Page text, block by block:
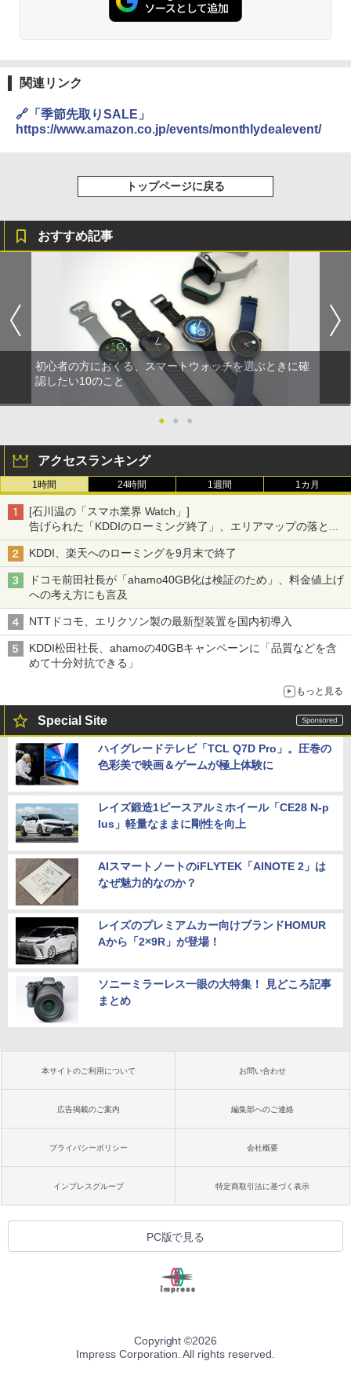
関連リンク
🔗「季節先取りSALE」
https://www.amazon.co.jp/events/monthlydealevent/
トップページに戻る
おすすめ記事
初心者の方におくる、スマートウォッチを選ぶときに確
認したい10のこと
● ● ●
アクセスランキング
1時間 24時間 1週間 1カ月
[石川温の「スマホ業界 Watch」]
告げられた「KDDIのローミング終了」、エリアマップの落とし
穴と楽天モバイルの課題
KDDI、楽天へのローミングを9月末で終了
ドコモ前田社長が「ahamo40GB化は検証のため」、料金値上げ
への考え方にも言及
NTTドコモ、エリクソン製の最新型装置を国内初導入
KDDI松田社長、ahamoの40GBキャンペーンに「品質などを含
めて十分対抗できる」
もっと見る
Special Site
ハイグレードテレビ「TCL Q7D Pro」。圧巻の
色彩美で映画＆ゲームが極上体験に
レイズ鍛造1ピースアルミホイール「CE28 N-p
lus」軽量なままに剛性を向上
AIスマートノートのiFLYTEK「AINOTE 2」は
なぜ魅力的なのか？
レイズのプレミアムカー向けブランドHOMUR
Aから「2×9R」が登場！
ソニーミラーレス一眼の大特集！ 見どころ記事
まとめ
本サイトのご利用について お問い合わせ
広告掲載のご案内 編集部へのご連絡
プライバシーポリシー 会社概要
インプレスグループ 特定商取引法に基づく表示
PC版で見る
Copyright ©2026
Impress Corporation. All rights reserved.